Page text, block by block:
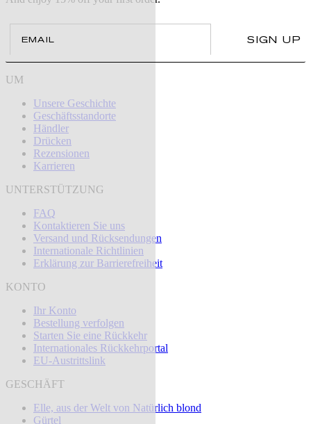
SIGN UP
UM
Unsere Geschichte
Geschäftsstandorte
Händler
Drücken
Rezensionen
Karrieren
UNTERSTÜTZUNG
FAQ
Kontaktieren Sie uns
Versand und Rücksendungen
Internationale Richtlinien
Erklärung zur Barrierefreiheit
KONTO
Ihr Konto
Bestellung verfolgen
Starten Sie eine Rückkehr
Internationales Rückkehrportal
EU-Austrittslink
GESCHÄFT
Elle, aus der Welt von Natürlich blond
Gürtel